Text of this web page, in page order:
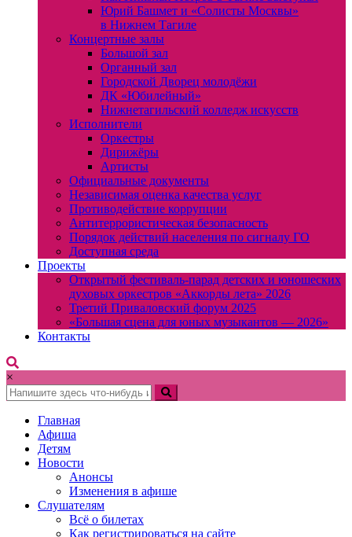
Юрий Башмет и «Солисты Москвы»
в Нижнем Тагиле
Концертные залы
Большой зал
Органный зал
Городской Дворец молодёжи
ДК «Юбилейный»
Нижнетагильский колледж искусств
Исполнители
Оркестры
Дирижёры
Артисты
Официальные документы
Независимая оценка качества услуг
Противодействие коррупции
Антитеррористическая безопасность
Порядок действий населения по сигналу ГО
Доступная среда
Проекты
Открытый фестиваль-парад детских и юношеских
духовых оркестров «Аккорды лета» 2026
Третий Приваловский форум 2025
«Большая сцена для юных музыкантов — 2026»
Контакты
×
Главная
Афиша
Детям
Новости
Анонсы
Изменения в афише
Слушателям
Всё о билетах
Как регистрироваться на сайте